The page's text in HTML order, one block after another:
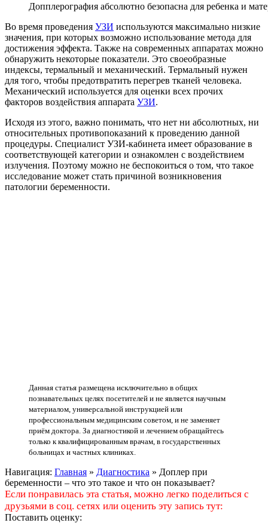
Допплерография абсолютно безопасна для ребенка и
Во время проведения УЗИ используются максимально низкие
значения, при которых возможно использование метода для
достижения эффекта. Также на современных аппаратах можно
обнаружить некоторые показатели. Это своеобразные
индексы, термальный и механический. Термальный нужен
для того, чтобы предотвратить перегрев тканей человека.
Механический используется для оценки всех прочих
факторов воздействия аппарата УЗИ.
Исходя из этого, важно понимать, что нет ни абсолютных, ни
относительных противопоказаний к проведению данной
процедуры. Специалист УЗИ-кабинета имеет образование в
соответствующей категории и ознакомлен с воздействием
излучения. Поэтому можно не беспокоиться о том, что такое
исследование может стать причиной возникновения
патологии беременности.
Данная статья размещена исключительно в общих
познавательных целях посетителей и не является научным
материалом, универсальной инструкцией или
профессиональным медицинским советом, и не заменяет
приём доктора. За диагностикой и лечением обращайтесь
только к квалифицированным врачам, в государственных
больницах и частных клиниках.
Навигация: Главная » Диагностика » Доплер при
беременности – что это такое и что он показывает?
Если понравилась эта статья, можно легко поделиться с
друзьями в соц. сетях или оценить эту запись тут:
Поставить оценку: